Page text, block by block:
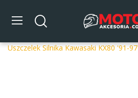
Strona główna DLA MOTOCYKLA
Uszczelek Silnika Kawasaki KX80 '91-97